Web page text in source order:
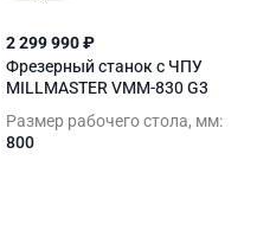
2 299 990 ₽
Фрезерный станок с ЧПУ
MILLMASTER VMM-830 G3
Размер рабочего стола, мм:
800